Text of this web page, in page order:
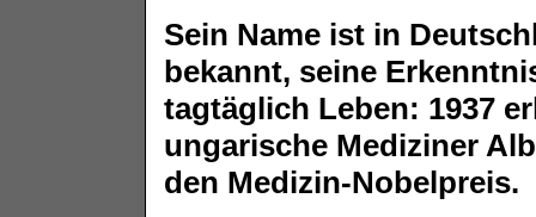
Sein Name ist in
bekannt, seine
tagtäglich Leben: 1937
ungarische Mediziner
den Medizin-Nobelpreis.